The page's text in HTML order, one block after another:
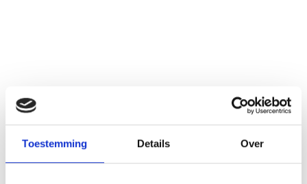
Toestemming Details Over